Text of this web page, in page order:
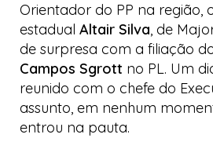
Orientador do PP na região,
estadual Altair Silva, de
de surpresa com a filiação
Campos Sgrott no PL. Um
reunido com o chefe do
assunto, em nenhum
entrou na pauta.